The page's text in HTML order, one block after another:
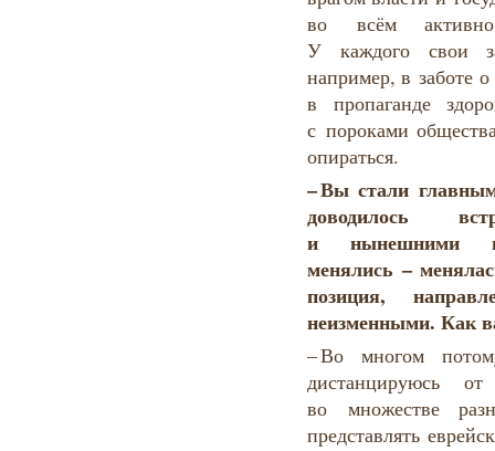
во всём активно
У каждого свои
например, в заботе
в пропаганде
с пороками
опираться.
–Вы стали
доводилось
и нынешними
менялись –
позиция,
неизменными. Как
– Во многом
дистанцируюсь
во множестве
представлять